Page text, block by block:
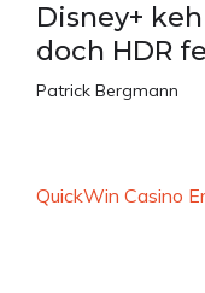
Disney+
doch HDR
Patrick Bergmann
QuickWin Casino